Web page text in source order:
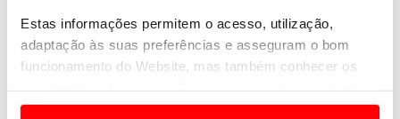
Estas informações permitem o acesso, utilização,
adaptação às suas preferências e asseguram o bom
funcionamento do Website, mas também conhecer os
e anúncios de modo a promover produtos e/ou serviços.